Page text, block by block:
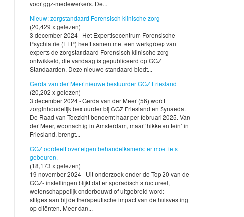
voor ggz-medewerkers. De...
Nieuw: zorgstandaard Forensisch klinische zorg
(20,429 x gelezen)
3 december 2024 - Het Expertisecentrum Forensische
Psychiatrie (EFP) heeft samen met een werkgroep van
experts de zorgstandaard Forensisch klinische zorg
ontwikkeld, die vandaag is gepubliceerd op GGZ
Standaarden. Deze nieuwe standaard biedt...
Gerda van der Meer nieuwe bestuurder GGZ Friesland
(20,202 x gelezen)
3 december 2024 - Gerda van der Meer (56) wordt
zorginhoudelijk bestuurder bij GGZ Friesland en Synaeda.
De Raad van Toezicht benoemt haar per februari 2025. Van
der Meer, woonachtig in Amsterdam, maar ‘hikke en tein’ in
Friesland, brengt...
GGZ oordeelt over eigen behandelkamers: er moet iets
gebeuren.
(18,173 x gelezen)
19 november 2024 - Uit onderzoek onder de Top 20 van de
GGZ- instellingen blijkt dat er sporadisch structureel,
wetenschappelijk onderbouwd of uitgebreid wordt
stilgestaan bij de therapeutische impact van de huisvesting
op cliënten. Meer dan...